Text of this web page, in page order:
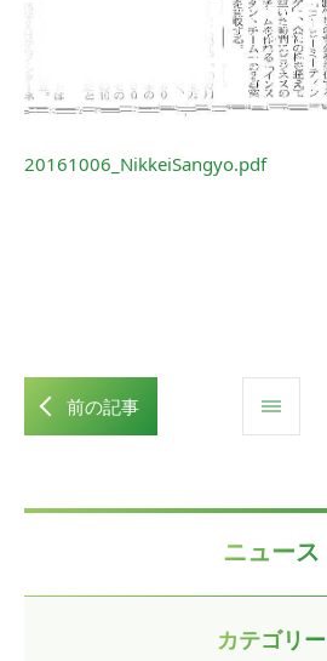
20161006_NikkeiSangyo.pdf
前の記事
ニュース
カテゴリー